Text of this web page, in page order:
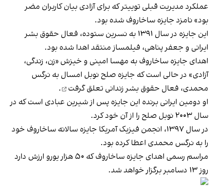
عملکرد مدیریت قبلی توییتر که برای آزادی بیان کاربران مضر
بود» نامزد جایزه ساخاروف شده بود.
این جایزه در سال ۱۳۹۱ به نسرین ستوده، فعال حقوق بشر
ایرانی و جعفر پناهی، فیلمساز منتقد اهدا شده بود.
اهدای جایزه ساخاروف به مهسا امینی و خیزش «زن، زندگی،
آزادی» در حالی است که جایزه صلح نوبل امسال به نرگس
محمدی، فعال حقوق بشر زندانی تعلق گرفت
.
او دومین ایرانی برنده این جایزه پس از شیرین عبادی است که در
سال ۲۰۰۳ نوبل صلح را از آن خود کرد.
در سال ۱۳۹۷، انجمن فیزیک آمریکا جایزه سالانه ساخاروف خود
را به نرگس محمدی اعطا کرده بود.
مراسم رسمی اهدای جایزه ساخاروف که ۵۰ هزار یورو ارزش دارد
روز ۱۳ دسامبر برگزار خواهد شد.